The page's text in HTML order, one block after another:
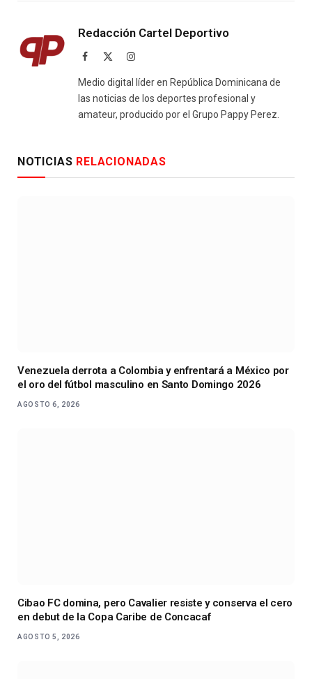
Redacción Cartel Deportivo
Facebook Instagram
Medio digital líder en República Dominicana de
las noticias de los deportes profesional y
amateur, producido por el Grupo Pappy Perez.
NOTICIAS RELACIONADAS
Venezuela derrota a Colombia y enfrentará a México por
el oro del fútbol masculino en Santo Domingo 2026
AGOSTO 6, 2026
Cibao FC domina, pero Cavalier resiste y conserva el cero
en debut de la Copa Caribe de Concacaf
AGOSTO 5, 2026